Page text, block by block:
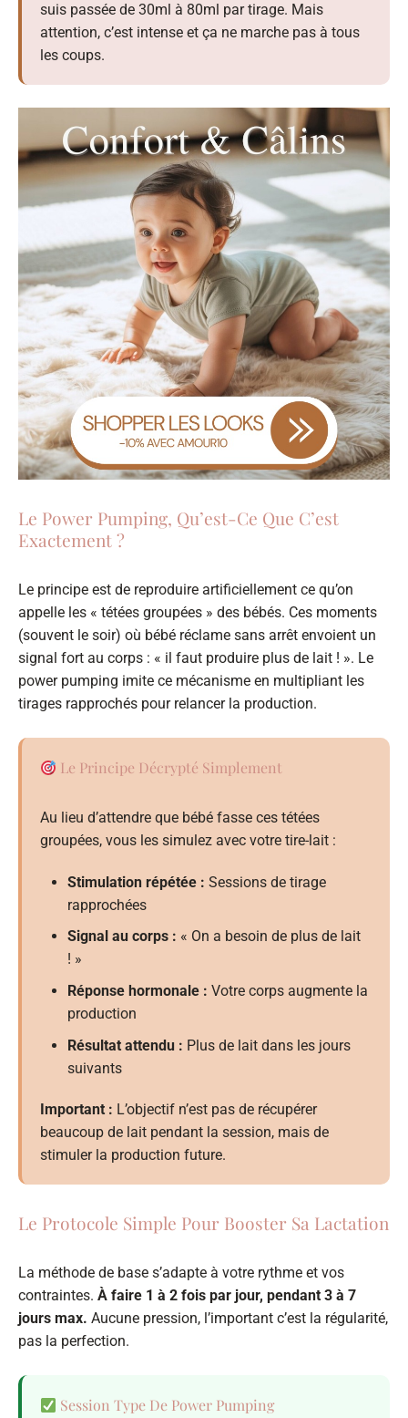
suis passée de 30ml à 80ml par tirage. Mais
attention, c’est intense et ça ne marche pas à tous
les coups.
Le Power Pumping, Qu’est-Ce Que C’est
Exactement ?
Le principe est de reproduire artificiellement ce qu’on
appelle les « tétées groupées » des bébés. Ces moments
(souvent le soir) où bébé réclame sans arrêt envoient un
signal fort au corps : « il faut produire plus de lait ! ». Le
power pumping imite ce mécanisme en multipliant les
tirages rapprochés pour relancer la production.
Le Principe Décrypté Simplement
Au lieu d’attendre que bébé fasse ces tétées
groupées, vous les simulez avec votre tire-lait :
Stimulation répétée : Sessions de tirage
rapprochées
Signal au corps : « On a besoin de plus de lait
! »
Réponse hormonale : Votre corps augmente la
production
Résultat attendu : Plus de lait dans les jours
suivants
Important : L’objectif n’est pas de récupérer
beaucoup de lait pendant la session, mais de
stimuler la production future.
Le Protocole Simple Pour Booster Sa Lactation
La méthode de base s’adapte à votre rythme et vos
contraintes. À faire 1 à 2 fois par jour, pendant 3 à 7
jours max. Aucune pression, l’important c’est la régularité,
pas la perfection.
Session Type De Power Pumping